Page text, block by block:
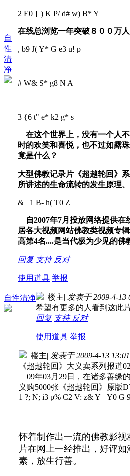
自
性
清
净
2 E0 ] |) K P/ d# w) B* Y
在线总浏览一年突破８００万
, b9 J( Y* G e3 u! p
# W& S* g8 N A
3 {6 t" e* k2 g* s
在这个世界上，没有一个人
时的欢笑和喜悦，也不过如露
竟是什么？
大型佛教记录片《超越轮回》
所讲述的生命流转的发生原理
& _1 B- h( T0 Z
自2007年7月投放网络提供在
居各大视频网站佛教类视频专
高第4名....是当代极为少见的佛
回复 支持 反对
使用道具 举报
自性清净 楼主| 发表于 2009-4-13
希望有更多的人看到这此
回复 支持 反对
使用道具 举报
楼主| 发表于 2009-4-13
《超越轮回》大义卖系列报道
09年03月29日，在诸多善缘
义购5000张《超越轮回》原版
1 ?; N; i3 p% C2 V: z& Y+ Y0 G
怀着制作出一流的佛教影
片在网上一经推出，好评
素，放生行善。